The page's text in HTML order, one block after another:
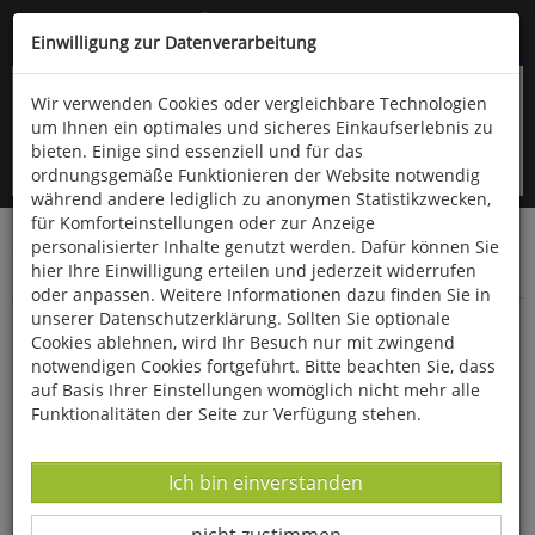
Kompletten Head der Seite überspringen
oder (06766) 9323-960
Startseite Bücher Downloads
Zeitschriften
Der Falke
Brutvogelmonitoring in Thüringen
Einwilligung zur Datenverarbeitung
Wir verwenden Cookies oder vergleichbare Technologien
um Ihnen ein optimales und sicheres Einkaufserlebnis zu
bieten. Einige sind essenziell und für das
ordnungsgemäße Funktionieren der Website notwendig
während andere lediglich zu anonymen Statistikzwecken,
für Komforteinstellungen oder zur Anzeige
personalisierter Inhalte genutzt werden. Dafür können Sie
hier Ihre Einwilligung erteilen und jederzeit widerrufen
oder anpassen. Weitere Informationen dazu finden Sie in
unserer Datenschutzerklärung. Sollten Sie optionale
Cookies ablehnen, wird Ihr Besuch nur mit zwingend
notwendigen Cookies fortgeführt. Bitte beachten Sie, dass
auf Basis Ihrer Einstellungen womöglich nicht mehr alle
Funktionalitäten der Seite zur Verfügung stehen.
Datenverarbeitung -
Ich bin einverstanden